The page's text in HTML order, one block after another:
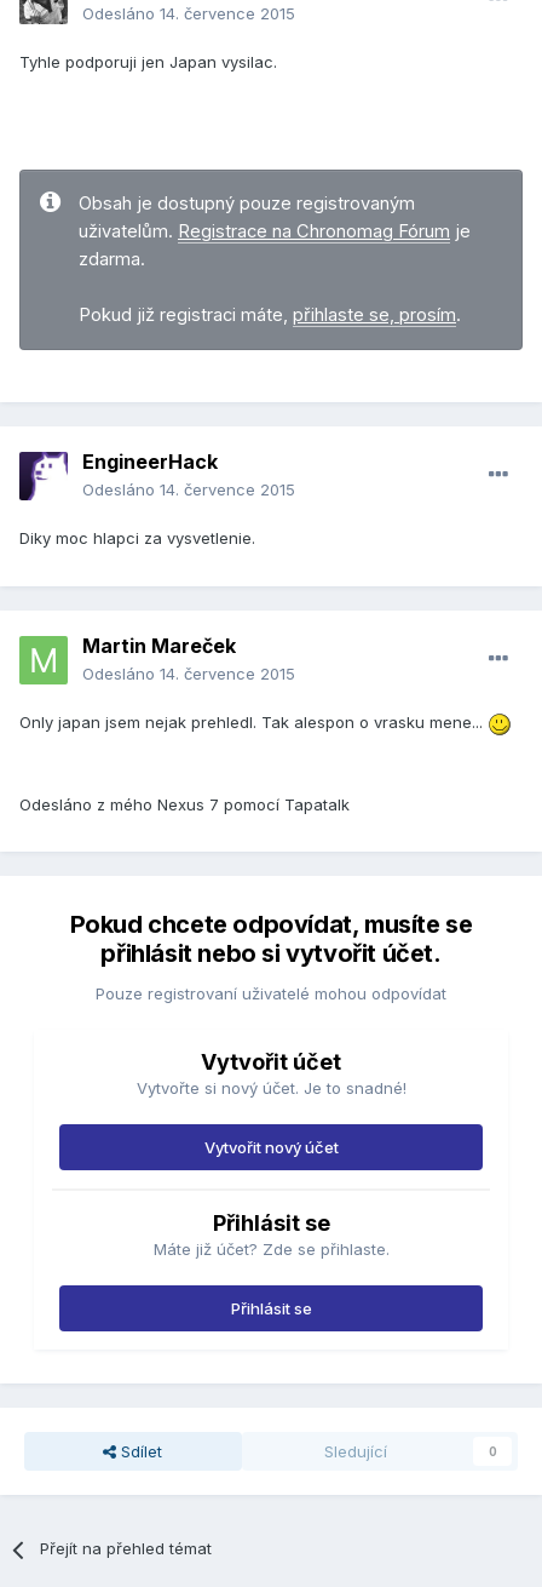
Odesláno 14. července 2015
Tyhle podporuji jen Japan vysilac.
Obsah je dostupný pouze registrovaným
uživatelům. Registrace na Chronomag Fórum je
zdarma.
Pokud již registraci máte, přihlaste se, prosím.
EngineerHack
Odesláno 14. července 2015
Diky moc hlapci za vysvetlenie.
Martin Mareček
Odesláno 14. července 2015
Only japan jsem nejak prehledl. Tak alespon o vrasku mene...
Odesláno z mého Nexus 7 pomocí Tapatalk
Pokud chcete odpovídat, musíte se
přihlásit nebo si vytvořit účet.
Pouze registrovaní uživatelé mohou odpovídat
Vytvořit účet
Vytvořte si nový účet. Je to snadné!
Vytvořit nový účet
Přihlásit se
Máte již účet? Zde se přihlaste.
Přihlásit se
Sdílet Sledující 0
Přejít na přehled témat